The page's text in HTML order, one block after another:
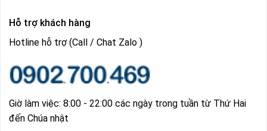
Hỗ trợ khách hàng
Hotline hỗ trợ (Call / Chat Zalo )
Giờ làm việc: 8:00 - 22:00 các ngày trong tuần từ Thứ Hai
đến Chúa nhật